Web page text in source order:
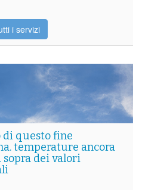
i servizi
di questo fine
temperature ancora
sopra dei valori